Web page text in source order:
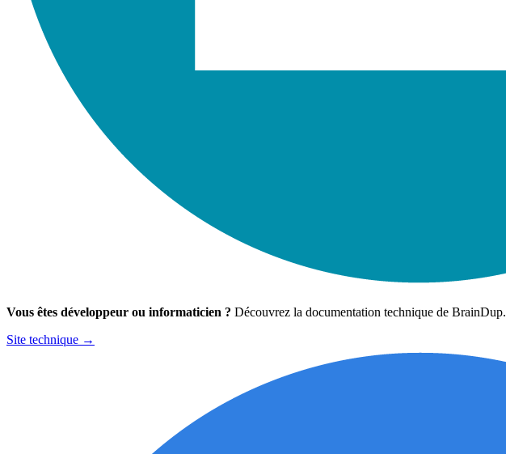
Vous êtes développeur ou informaticien ? Découvrez la documentation technique de BrainDup.
Site technique →